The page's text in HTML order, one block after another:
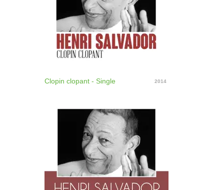
Clopin clopant - Single 2014